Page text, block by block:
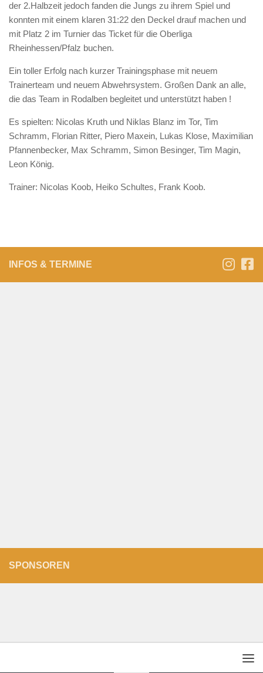
der 2.Halbzeit jedoch fanden die Jungs zu ihrem Spiel und
konnten mit einem klaren 31:22 den Deckel drauf machen und
mit Platz 2 im Turnier das Ticket für die Oberliga
Rheinhessen/Pfalz buchen.
Ein toller Erfolg nach kurzer Trainingsphase mit neuem
Trainerteam und neuem Abwehrsystem. Großen Dank an alle,
die das Team in Rodalben begleitet und unterstützt haben !
Es spielten: Nicolas Kruth und Niklas Blanz im Tor, Tim
Schramm, Florian Ritter, Piero Maxein, Lukas Klose, Maximilian
Pfannenbecker, Max Schramm, Simon Besinger, Tim Magin,
Leon König.
Trainer: Nicolas Koob, Heiko Schultes, Frank Koob.
INFOS & TERMINE
SPONSOREN